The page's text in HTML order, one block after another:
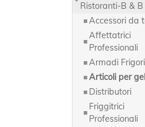
Ristoranti-B & B
Accessori da
Affettatrici
Professionali
Armadi
Articoli per
Distributori
Friggitrici
Professionali